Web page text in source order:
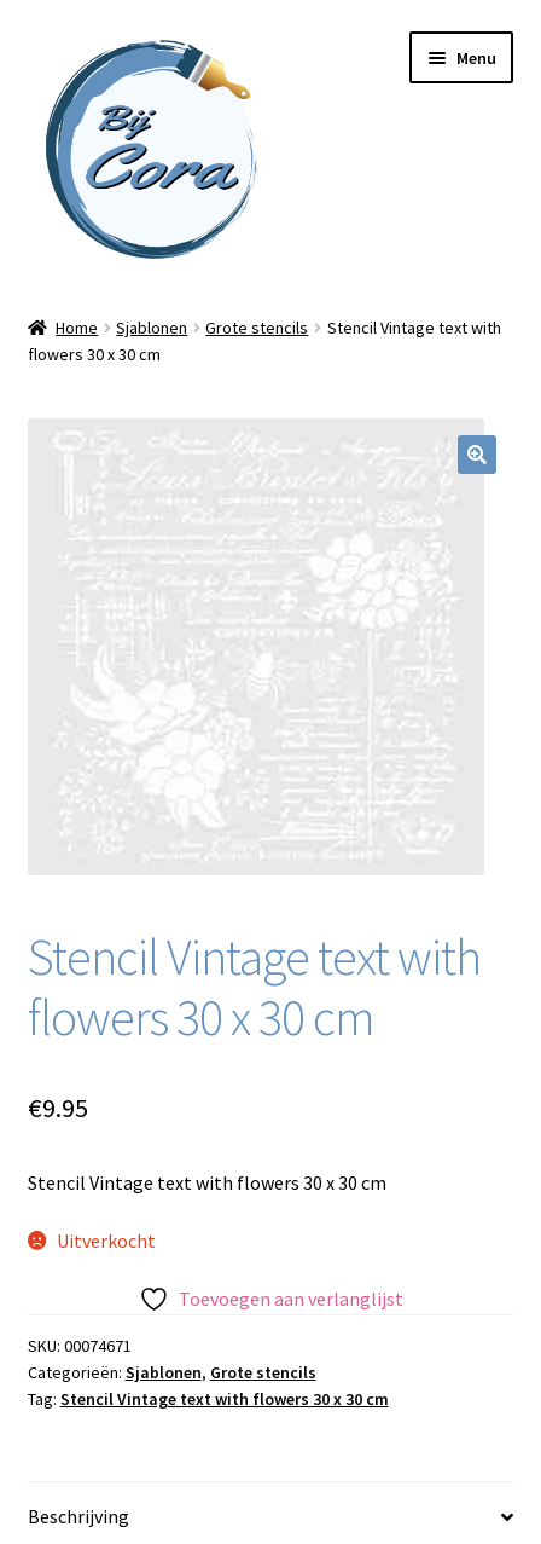
naar
navigatie
inhoud
Menu
Workshops
Online cursussen
Blog / DIY / Tutorials
Over mij
Home Sjablonen Grote stencils
Stencil Vintage text with
flowers 30 x 30 cm
Stencil Vintage text with
flowers 30 x 30 cm
€9.95
Stencil Vintage text with flowers 30 x 30 cm
Uitverkocht
Toevoegen aan verlanglijst
SKU: 00074671
Categorieën: Sjablonen, Grote stencils
Tag: Stencil Vintage text with flowers 30 x 30 cm
Beschrijving